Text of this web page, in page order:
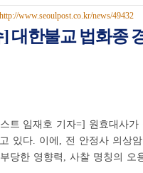
http://www.seoulpost.co.kr/news/49432
대한불교 법화종
트 임재호 기자=] 원효대사
있다. 이에, 전 안정사 의상
당한 영향력, 사찰 명칭의